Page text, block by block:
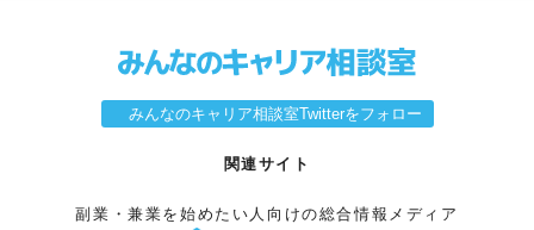
みんなのキャリア相談室Twitterをフォロー
関連サイト
副業・兼業を始めたい人向けの総合情報メディア